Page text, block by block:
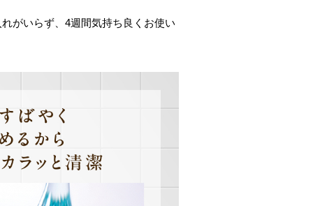
がいらず、4週間気持ち良くお使い